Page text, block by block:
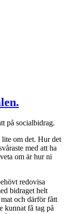
på socialbidrag.
om det. Hur det
med att ha
om är hur ni
redovisa
bidraget helt
och därför fått
kunnat få tag på